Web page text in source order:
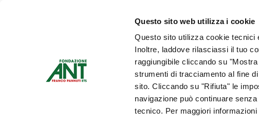
Questo sito web utilizza i cookie
Questo sito utilizza cookie tecnici
Inoltre, laddove rilasciassi il tuo
raggiungibile cliccando su
strumenti di tracciamento al fine
sito. Cliccando su "Rifiuta" le
navigazione può continuare
tecnico. Per maggiori
Chi siamo
Contattaci